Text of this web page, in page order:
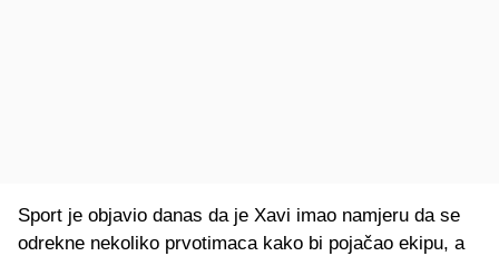
Sport je objavio danas da je Xavi imao namjeru da se
odrekne nekoliko prvotimaca kako bi pojačao ekipu, a